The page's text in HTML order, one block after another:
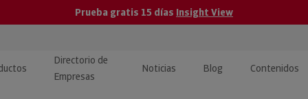
Prueba gratis 15 días Insight View
Directorio de
Empresas
Noticias Blog Contenidos